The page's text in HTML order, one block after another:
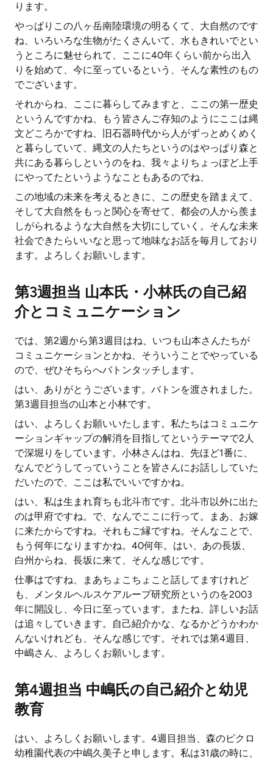
ります。
やっぱりこの八ヶ岳南陸環境の明るくて、大自然のです
ね、いろいろな生物がたくさんいて、水もきれいでとい
うところに魅せられて、ここに40年くらい前から出入
りを始めて、今に至っているという、そんな素性のもの
でございます。
それからね、ここに暮らしてみますと、ここの第一歴史
というんですかね、もう皆さんご存知のようにここは縄
文どころかですね、旧石器時代から人がずっとめくめく
と暮らしていて、縄文の人たちというのはやっぱり森と
共にある暮らしというのをね、我々よりちょっぽど上手
にやってたというようなこともあるのでね、
この地域の未来を考えるときに、この歴史を踏まえて、
そして大自然をもっと関心を寄せて、都会の人から羨ま
しがられるような大自然を大切にしていく。そんな未来
社会できたらいいなと思って地味なお話を毎月しており
ます。よろしくお願いします。
第3週担当 山本氏・小林氏の自己紹
介とコミュニケーション
では、第2週から第3週目はね、いつも山本さんたちが
コミュニケーションとかね、そういうことでやっている
ので、ぜひそちらへバトンタッチします。
はい、ありがとうございます。バトンを渡されました。
第3週目担当の山本と小林です。
はい、よろしくお願いいたします。私たちはコミュニケ
ーションギャップの解消を目指してというテーマで2人
で深堀りをしています。小林さんはね、先ほど1番に、
なんでどうしてっていうことを皆さんにお話ししていた
だいたので、ここは私でいいですかね。
はい、私は生まれ育ちも北斗市です。北斗市以外に出た
のは甲府ですね。で、なんでここに行って。まあ、お嫁
に来たからですね。それもご縁ですね。そんなことで、
もう何年になりますかね。40何年。はい、あの長坂、
白州からね、長坂に来て、そんな感じです。
仕事はですね、まあちょこちょこと話してますけれど
も、メンタルヘルスケアループ研究所というのを2003
年に開設し、今日に至っています。またね、詳しいお話
は追々していきます。自己紹介かな、なるかどうかわか
んないけれども、そんな感じです。それでは第4週目、
中嶋さん、よろしくお願いします。
第4週担当 中嶋氏の自己紹介と幼児
教育
はい、よろしくお願いします。4週目担当、森のピクロ
幼稚園代表の中嶋久美子と申します。私は31歳の時に、